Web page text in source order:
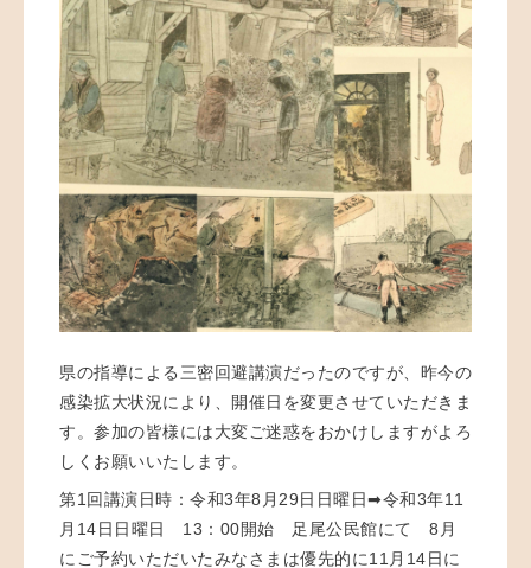
県の指導による三密回避講演だったのですが、昨今の
感染拡大状況により、開催日を変更させていただきま
す。参加の皆様には大変ご迷惑をおかけしますがよろ
しくお願いいたします。
第1回講演日時：令和3年8月29日日曜日➡令和3年11
月14日日曜日 13：00開始 足尾公民館にて 8月
にご予約いただいたみなさまは優先的に11月14日に